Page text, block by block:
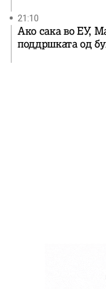
21:10
Ако сака во ЕУ,
поддршката од